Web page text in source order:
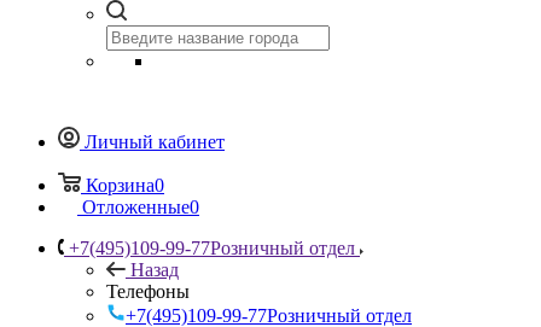
Личный кабинет
Корзина0
Отложенные0
+7(495)109-99-77Розничный отдел
Назад
Телефоны
+7(495)109-99-77Розничный отдел